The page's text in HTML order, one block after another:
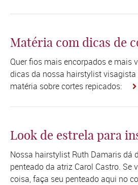
Matéria com dicas de
Quer fios mais encorpados e mais
dicas da nossa hairstylist visagista
matéria sobre cortes repicados:
Look de estrela para
Nossa hairstylist Ruth Damaris dá
penteado da atriz Carol Castro. Se
coisa, faça seu penteado aqui no